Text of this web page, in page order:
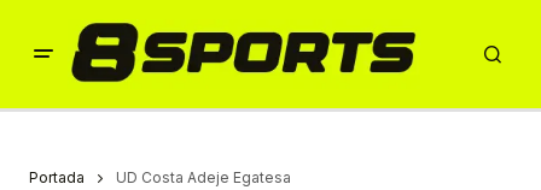
Portada UD Costa Adeje Egatesa